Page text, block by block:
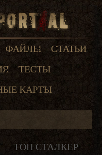
ФАЙЛЫ
СТАТЬИ
ТЕСТЫ
КАРТЫ
ТОП СТАЛКЕР